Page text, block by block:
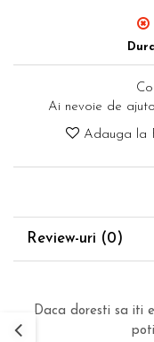
Ai nevoie de
Adauga la
Review-uri (0)
Daca doresti sa iti